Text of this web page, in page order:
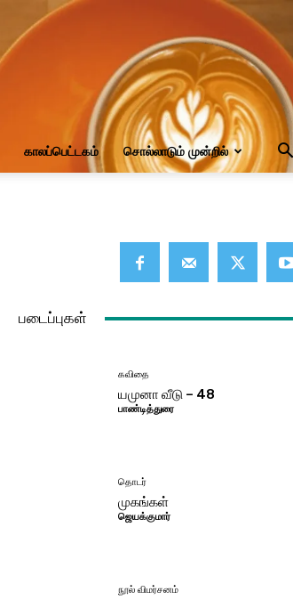
காலப்பெட்டகம் சொல்லாடும் முன்றில்
படைப்புகள்
கவிதை
யமுனா வீடு – 48
பாண்டித்துரை
தொடர்
முகங்கள்
ஜெயக்குமார்
நூல் விமர்சனம்